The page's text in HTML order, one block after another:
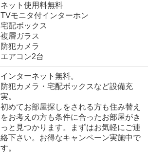
ネット使用料無料
TVモニタ付インターホン
宅配ボックス
複層ガラス
防犯カメラ
エアコン2台
インターネット無料。
防犯カメラ・宅配ボックスなど設備充
実。
初めてお部屋探しをされる方も住み替え
をお考えの方も条件に合ったお部屋がき
っと見つかります。まずはお気軽にご連
絡下さい。お得なキャンペーン実施中で
す。